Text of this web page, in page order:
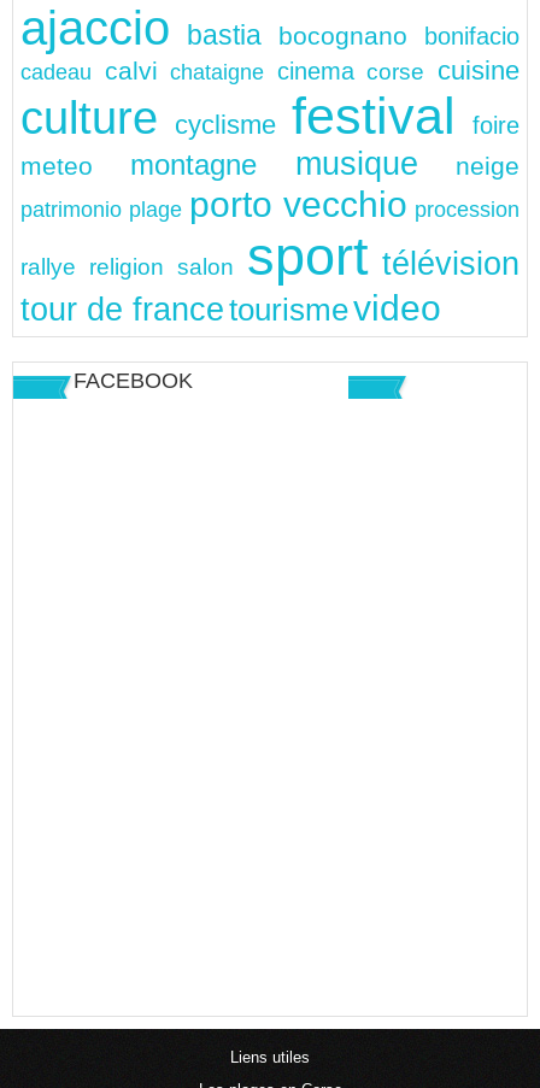
ajaccio bastia bocognano bonifacio
cadeau calvi chataigne cinema corse cuisine
culture cyclisme festival foire
meteo montagne musique neige
patrimonio plage porto vecchio procession
rallye religion salon sport télévision
tour de francetourismevideo
FACEBOOK
Liens utiles